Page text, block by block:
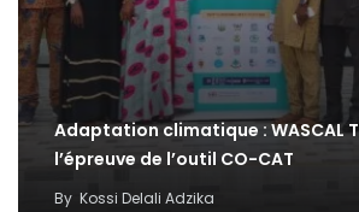
Adaptation climatique : WASCAL
l’épreuve de l’outil CO-CAT
By Kossi Delali Adzika